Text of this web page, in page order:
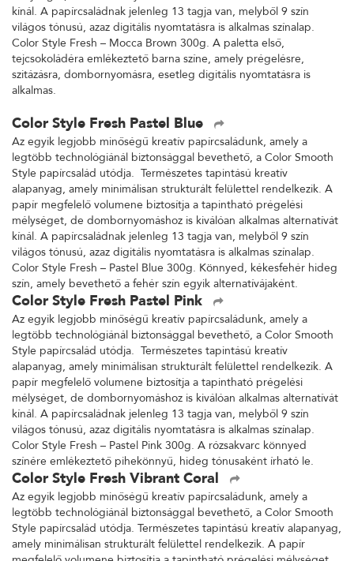
kínál. A papírcsaládnak jelenleg 13 tagja van, melyből 9 szín
világos tónusú, azaz digitális nyomtatásra is alkalmas színalap.
Color Style Fresh – Mocca Brown 300g. A paletta első,
tejcsokoládéra emlékeztető barna színe, amely prégelésre,
szitázásra, dombornyomásra, esetleg digitális nyomtatásra is
alkalmas.
Color Style Fresh Pastel Blue
Az egyik legjobb minőségű kreatív papírcsaládunk, amely a
legtöbb technológiánál biztonsággal bevethető, a Color Smooth
Style papírcsalád utódja. Természetes tapintású kreatív
alapanyag, amely minimálisan strukturált felülettel rendelkezik. A
papír megfelelő volumene biztosítja a tapintható prégelési
mélységet, de dombornyomáshoz is kiválóan alkalmas alternatívát
kínál. A papírcsaládnak jelenleg 13 tagja van, melyből 9 szín
világos tónusú, azaz digitális nyomtatásra is alkalmas színalap.
Color Style Fresh – Pastel Blue 300g. Könnyed, kékesfehér hideg
szín, amely bevethető a fehér szín egyik alternatívájaként.
Color Style Fresh Pastel Pink
Az egyik legjobb minőségű kreatív papírcsaládunk, amely a
legtöbb technológiánál biztonsággal bevethető, a Color Smooth
Style papírcsalád utódja. Természetes tapintású kreatív
alapanyag, amely minimálisan strukturált felülettel rendelkezik. A
papír megfelelő volumene biztosítja a tapintható prégelési
mélységet, de dombornyomáshoz is kiválóan alkalmas alternatívát
kínál. A papírcsaládnak jelenleg 13 tagja van, melyből 9 szín
világos tónusú, azaz digitális nyomtatásra is alkalmas színalap.
Color Style Fresh – Pastel Pink 300g. A rózsakvarc könnyed
színére emlékeztető pihekönnyű, hideg tónusaként írható le.
Color Style Fresh Vibrant Coral
Az egyik legjobb minőségű kreatív papírcsaládunk, amely a
legtöbb technológiánál biztonsággal bevethető, a Color Smooth
Style papírcsalád utódja. Természetes tapintású kreatív alapanyag,
amely minimálisan strukturált felülettel rendelkezik. A papír